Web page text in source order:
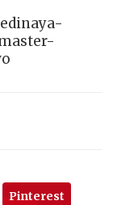
Pinterest